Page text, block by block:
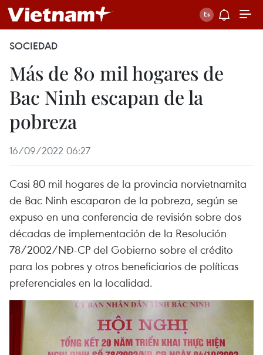
SOCIEDAD
Más de 80 mil hogares de
Bac Ninh escapan de la
pobreza
16/09/2022 06:27
Casi 80 mil hogares de la provincia norvietnamita
de Bac Ninh escaparon de la pobreza, según se
expuso en una conferencia de revisión sobre dos
décadas de implementación de la Resolución
78/2002/NĐ-CP del Gobierno sobre el crédito
para los pobres y otros beneficiarios de políticas
preferenciales en la localidad.